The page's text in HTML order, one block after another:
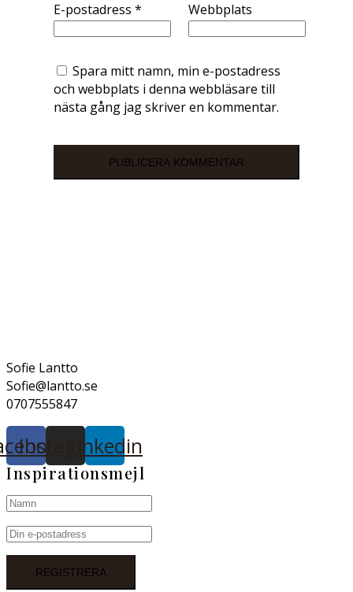
E-postadress * Webbplats
Spara mitt namn, min e-postadress
och webbplats i denna webbläsare till
nästa gång jag skriver en kommentar.
Sofie Lantto
Sofie@lantto.se
0707555847
InstagramLinkedin
Inspirationsmejl